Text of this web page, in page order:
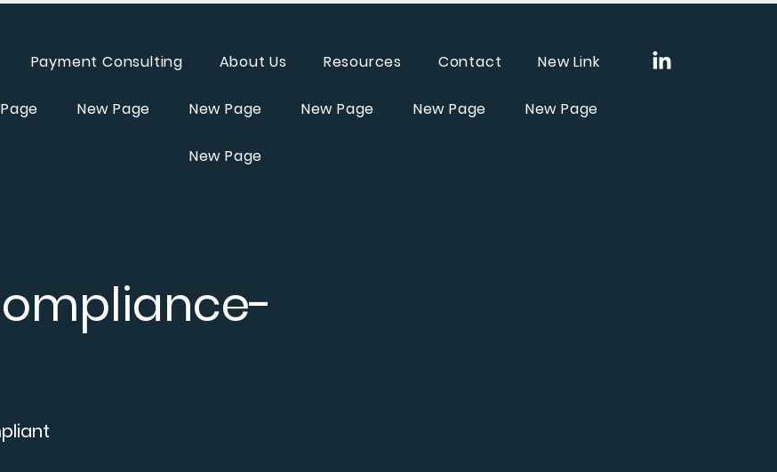
Payment Consulting About Us Resources Contact New Link
New Page New Page New Page New Page New Page
New Page